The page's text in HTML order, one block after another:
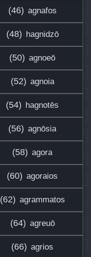
(46) agnafos
(48) hagnidzō
(50) agnoeō
(52) agnoia
(54) hagnotēs
(56) agnōsia
(58) agora
(60) agoraios
(62) agrammatos
(64) agreuō
(66) agrios